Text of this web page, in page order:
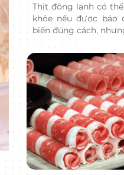
Thịt đông lạnh có
khỏe nếu được bảo
biến đúng cách,